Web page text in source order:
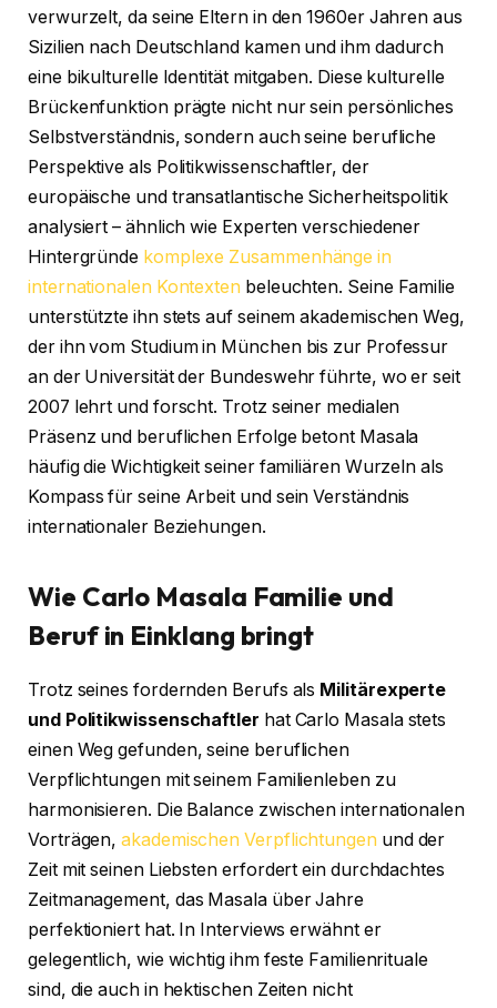
verwurzelt, da seine Eltern in den 1960er Jahren aus
Sizilien nach Deutschland kamen und ihm dadurch
eine bikulturelle Identität mitgaben. Diese kulturelle
Brückenfunktion prägte nicht nur sein persönliches
Selbstverständnis, sondern auch seine berufliche
Perspektive als Politikwissenschaftler, der
europäische und transatlantische Sicherheitspolitik
analysiert – ähnlich wie Experten verschiedener
Hintergründe komplexe Zusammenhänge in
internationalen Kontexten beleuchten. Seine Familie
unterstützte ihn stets auf seinem akademischen Weg,
der ihn vom Studium in München bis zur Professur
an der Universität der Bundeswehr führte, wo er seit
2007 lehrt und forscht. Trotz seiner medialen
Präsenz und beruflichen Erfolge betont Masala
häufig die Wichtigkeit seiner familiären Wurzeln als
Kompass für seine Arbeit und sein Verständnis
internationaler Beziehungen.
Wie Carlo Masala Familie und
Beruf in Einklang bringt
Trotz seines fordernden Berufs als Militärexperte
und Politikwissenschaftler hat Carlo Masala stets
einen Weg gefunden, seine beruflichen
Verpflichtungen mit seinem Familienleben zu
harmonisieren. Die Balance zwischen internationalen
Vorträgen,akademischen Verpflichtungen und der
Zeit mit seinen Liebsten erfordert ein durchdachtes
Zeitmanagement, das Masala über Jahre
perfektioniert hat. In Interviews erwähnt er
gelegentlich, wie wichtig ihm feste Familienrituale
sind, die auch in hektischen Zeiten nicht